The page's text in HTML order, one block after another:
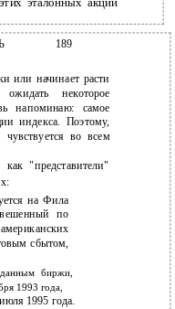
эталонных акций
189
или начинает расти
некоторое
напоминаю: самое
индекса. Поэтому,
во всем
"представители"
на Фила
по
сбытом,
биржи,
1993 года,
1995 года.